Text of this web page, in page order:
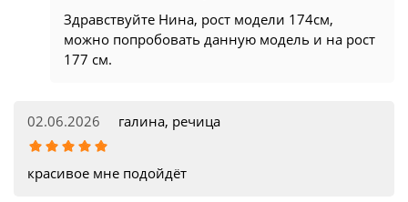
Здравствуйте Нина, рост модели 174см,
можно попробовать данную модель и на рост
177 см.
02.06.2026 галина, речица
красивое мне подойдёт